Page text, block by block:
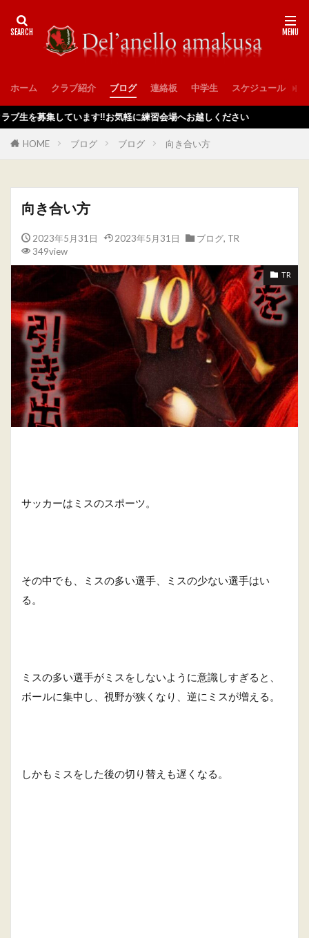
ホーム クラブ紹介 ブログ 連絡板 中学生 スケジュール
募集しています‼️お気軽に練習会場へお越しください
HOME ブログ ブログ 向き合い方
向き合い方
2023年5月31日 2023年5月31日 ブログ, TR
349view
TR
サッカーはミスのスポーツ。
その中でも、ミスの多い選手、ミスの少ない選手はい
る。
ミスの多い選手がミスをしないように意識しすぎると、
ボールに集中し、視野が狭くなり、逆にミスが増える。
しかもミスをした後の切り替えも遅くなる。